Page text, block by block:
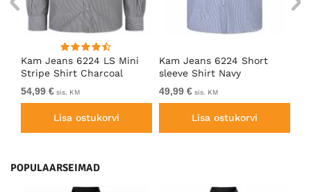
Kam Jeans 6224 LS Mini
Stripe Shirt Charcoal
54,99 € sis. KM
Lisa ostukorvi
Kam Jeans 6224 Short
sleeve Shirt Navy
49,99 € sis. KM
Lisa ostukorvi
POPULAARSEIMAD